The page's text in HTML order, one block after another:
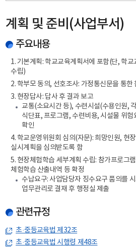
계획 및 준비(사업부서)
주요내용
1. 기본계획: 학교교육계획서에 포함(단, 학
수립)
2. 학부모 동의, 선호조사: 가정통신문을 통한
3. 현장답사: 답사 후 결과 보고
교통(소요시간 등), 수련시설(수용인원,
식단표, 프로그램, 수련비용, 시설물 위
확인
4. 학교운영위원회 심의(자문): 희망인원, 현
실시계획을 심의받도록 함
5. 현장체험학습 세부계획 수립: 참가프로그
체험학습 산출내역 등 확정
수납요구: 사업담당자 징수요구 품의를
업무관리로 결재 후 행정실 제출
관련규정
초·중등교육법 제32조
초·중등교육법 시행령 제48조